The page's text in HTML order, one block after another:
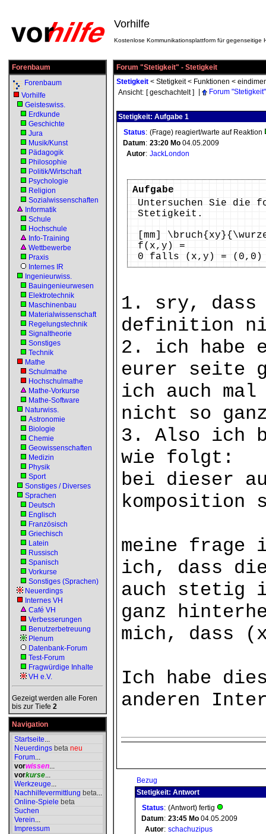
Vorhilfe
Kostenlose Kommunikationsplattform für gegenseitige
Forenbaum
Forenbaum
Vorhilfe
Geisteswiss.
Erdkunde
Geschichte
Jura
Musik/Kunst
Pädagogik
Philosophie
Politik/Wirtschaft
Psychologie
Religion
Sozialwissenschaften
Informatik
Schule
Hochschule
Info-Training
Wettbewerbe
Praxis
Internes IR
Ingenieurwiss.
Bauingenieurwesen
Elektrotechnik
Maschinenbau
Materialwissenschaft
Regelungstechnik
Signaltheorie
Sonstiges
Technik
Mathe
Schulmathe
Hochschulmathe
Mathe-Vorkurse
Mathe-Software
Naturwiss.
Astronomie
Biologie
Chemie
Geowissenschaften
Medizin
Physik
Sport
Sonstiges / Diverses
Sprachen
Deutsch
Englisch
Französisch
Griechisch
Latein
Russisch
Spanisch
Vorkurse
Sonstiges (Sprachen)
Neuerdings
Internes VH
Café VH
Verbesserungen
Benutzerbetreuung
Plenum
Datenbank-Forum
Test-Forum
Fragwürdige Inhalte
VH e.V.
Gezeigt werden alle Foren
bis zur Tiefe 2
Navigation
Startseite...
Neuerdings beta neu
Forum...
vorwissen...
vorkurse...
Werkzeuge...
Nachhilfevermittlung beta...
Online-Spiele beta
Suchen
Verein...
Impressum
Forum "Stetigkeit" - Stetigkeit
Stetigkeit < Stetigkeit< Funktionen <
Ansicht: [ geschachtelt ] Forum "Stetigkeit"
Stetigkeit: Aufgabe 1
Status: (Frage) reagiert/warte auf Reaktion
Datum: 23:20 Mo 04.05.2009
Autor: JackLondon
Aufgabe
Untersuchen Sie die
Stetigkeit.
[mm]
f(x,y) =
0 falls (x,y) =
1. sry, dass
definition
2. ich habe
eurer seite
ich auch
nicht so
3. Also ich
wie folgt:
bei dieser
meine
ich, dass
auch stetig
ganz
mich, dass
Ich habe
anderen
Bezug
Stetigkeit: Antwort
Status: (Antwort) fertig
Datum: 23:45 Mo 04.05.2009
Autor: schachuzipus